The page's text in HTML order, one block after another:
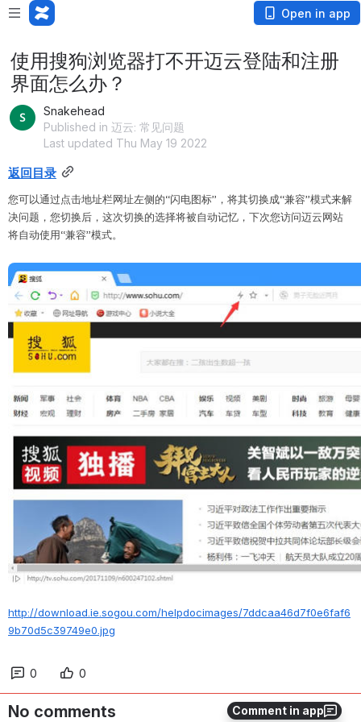
Open in app
Comment in app
使用搜狗浏览器打不开迈云登陆和注册
界面怎么办？
Snakehead
Published in 迈云: 常见问题
Last updated Thu May 19 2022
返回目录
您可以通过点击地址栏网址左侧的“闪电图标”，将其切换成“兼容”模式来解
决问题，您切换后，这次切换的选择将被自动记忆，下次您访问迈云网站
将自动使用“兼容”模式。
Open
http://download.ie.sogou.com/helpdocimages/7ddcaa46d7f0e6faf6
9b70d5c39749e0.jpg
0 0
No comments